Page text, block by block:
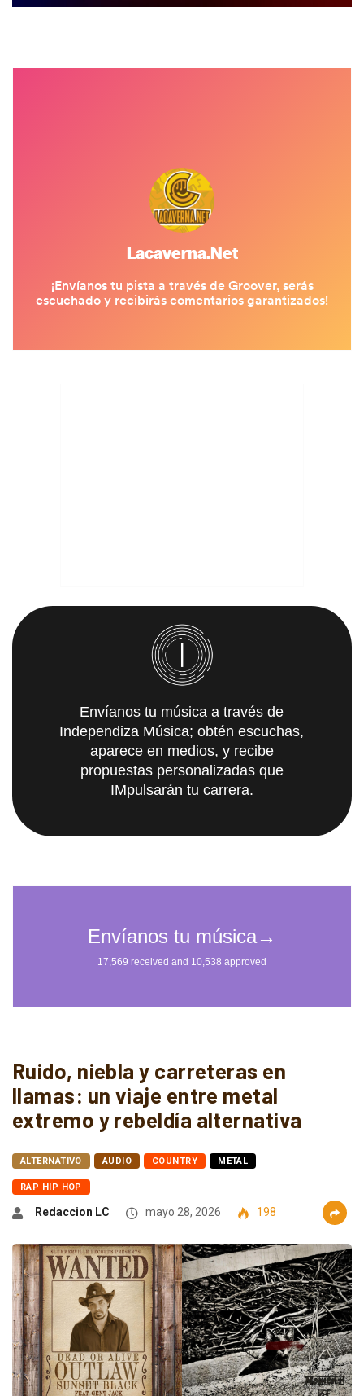
Envíanos tu música a través de
Independiza Música; obtén escuchas,
aparece en medios, y recibe
propuestas personalizadas que
IMpulsarán tu carrera.
Ruido, niebla y carreteras en
llamas: un viaje entre metal
extremo y rebeldía alternativa
ALTERNATIVO AUDIO COUNTRY METAL
RAP HIP HOP
Redaccion LC mayo 28, 2026 198